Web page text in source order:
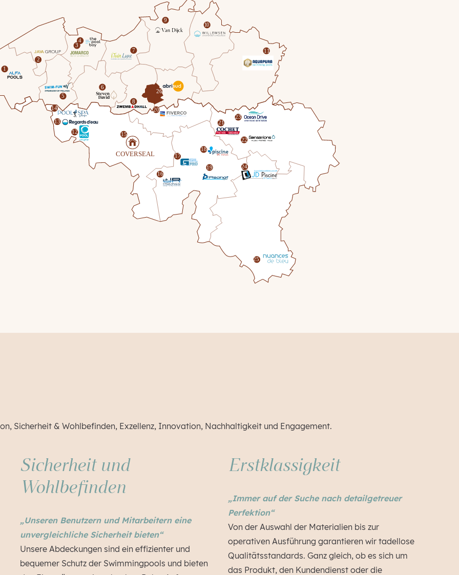
Sicherheit & Wohlbefinden, Exzellenz, Innovation, Nachhaltigkeit und Engagement.
Sicherheit und
Wohlbefinden
„Unseren Benutzern und Mitarbeitern eine
unvergleichliche Sicherheit bieten“
Unsere Abdeckungen sind ein effizienter und
bequemer Schutz der Swimmingpools und bieten
Erstklassigkeit
„Immer auf der Suche nach detailgetreuer
Perfektion“
Von der Auswahl der Materialien bis zur
operativen Ausführung garantieren wir tadellose
Qualitätsstandards. Ganz gleich, ob es sich um
das Produkt, den Kundendienst oder die